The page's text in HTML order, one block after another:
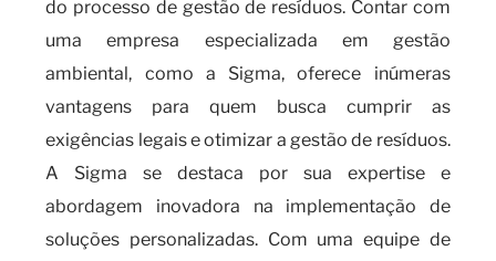
do processo de gestão de resíduos. Contar com
uma empresa especializada em gestão
ambiental, como a Sigma, oferece inúmeras
vantagens para quem busca cumprir as
exigências legais e otimizar a gestão de resíduos.
A Sigma se destaca por sua expertise e
abordagem inovadora na implementação de
soluções personalizadas. Com uma equipe de